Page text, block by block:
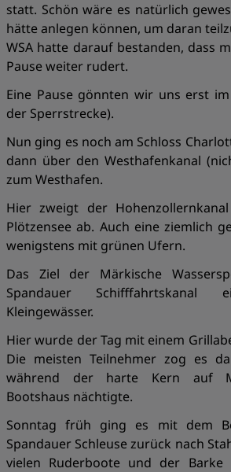
statt. Schön wäre es natürlich
hätte anlegen können, um daran
WSA hatte darauf bestanden, dass
Pause weiter rudert.
Eine Pause gönnten wir uns erst
der Sperrstrecke).
Nun ging es noch am Schloss
dann über den Westhafenkanal
zum Westhafen.
Hier zweigt der
Plötzensee ab. Auch eine ziemlich
wenigstens mit grünen Ufern.
Das Ziel der Märkische
Spandauer Schifffahrtskanal
Kleingewässer.
Hier wurde der Tag mit einem
Die meisten Teilnehmer zog es
während der harte Kern auf
Bootshaus nächtigte.
Sonntag früh ging es mit dem
Spandauer Schleuse zurück nach
vielen Ruderboote und der